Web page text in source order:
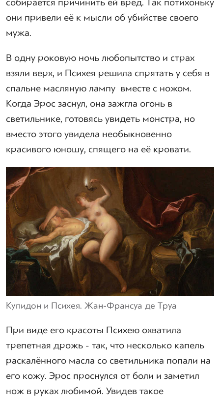
они привели её к мысли об убийстве своего
мужа.
В одну роковую ночь любопытство и страх
взяли верх, и Психея решила спрятать у себя в
спальне масляную лампу вместе с ножом.
Когда Эрос заснул, она зажгла огонь в
светильнике, готовясь увидеть монстра, но
вместо этого увидела необыкновенно
красивого юношу, спящего на её кровати.
Купидон и Психея. Жан-Франсуа де Труа
При виде его красоты Психею охватила
трепетная дрожь - так, что несколько капель
раскалённого масла со светильника попали на
его кожу. Эрос проснулся от боли и заметил
нож в руках любимой. Увидев такое